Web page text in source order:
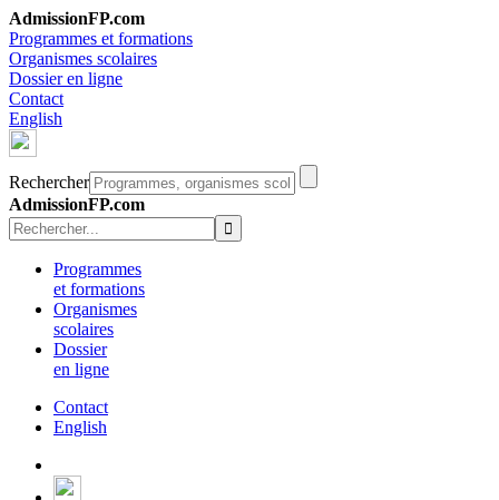
AdmissionFP.com
Programmes et formations
Organismes scolaires
Dossier en ligne
Contact
English
Rechercher
AdmissionFP.com
Programmes
et formations
Organismes
scolaires
Dossier
en ligne
Contact
English